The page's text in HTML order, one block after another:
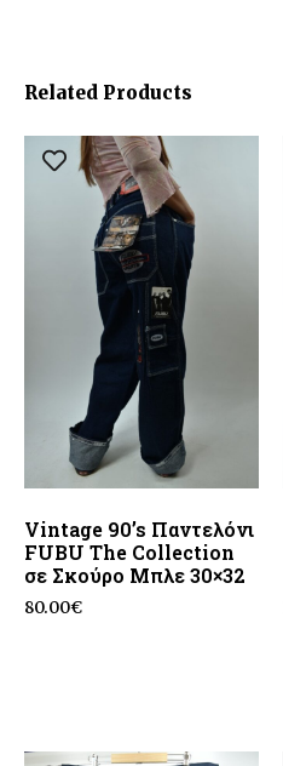
Related Products
Vintage 90’s Παντελόνι
FUBU The Collection
σε Σκούρο Μπλε 30×32
80.00€